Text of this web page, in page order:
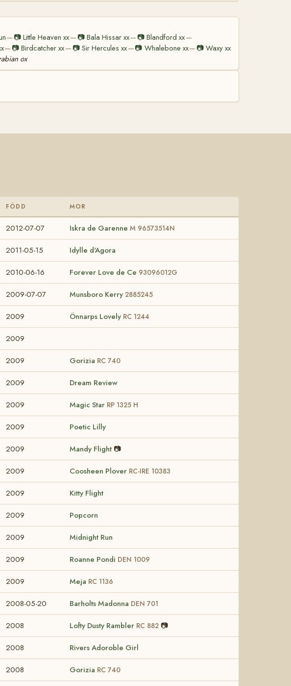
— 📷Little Heaven xx— 📷 Bala Hissar xx— 📷 Blandford xx—
— 📷Birdcatcher xx— 📷Sir Hercules xx—📷 Whalebone xx— 📷Waxy xx
ox
FÖDD MOR
2012-07-07 Iskra de Garenne M 96573514N
2011-05-15 Idylle d'Agora
2010-06-16 Forever Love de Ce 93096012G
2009-07-07 Munsboro Kerry 2885245
2009 Önnarps Lovely RC 1244
2009
2009 Gorizia RC 740
2009 Dream Review
2009 Magic Star RP 1325 H
2009 Poetic Lilly
2009 Mandy Flight 📷
2009 Coosheen Plover RC-IRE 10383
2009 Kitty Flight
2009 Popcorn
2009 Midnight Run
2009 Roanne Pondi DEN 1009
2009 Meja RC 1136
2008-05-20 Barholts Madonna DEN 701
2008 Lofty Dusty Rambler RC 882 📷
2008 Rivers Adoroble Girl
2008 Gorizia RC 740